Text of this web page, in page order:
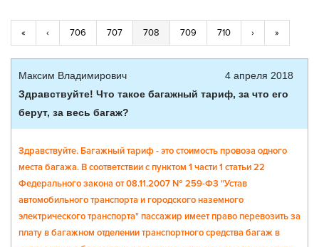
« ‹ 706 707 708 709 710 › »
Максим Владимирович
4 апреля 2018
Здравствуйте! Что такое багажный тариф, за что его
берут, за весь багаж?
Здравствуйте. Багажный тариф - это стоимость провоза одного
места багажа. В соответствии с пунктом 1 части 1 статьи 22
Федерального закона от 08.11.2007 № 259-ФЗ "Устав
автомобильного транспорта и городского наземного
электрического транспорта" пассажир имеет право перевозить за
плату в багажном отделении транспортного средства багаж в